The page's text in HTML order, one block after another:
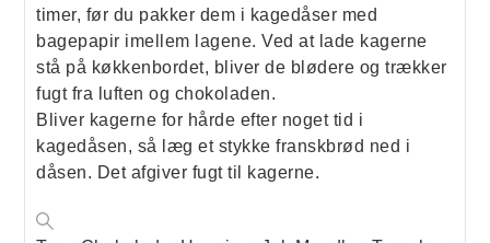
timer, før du pakker dem i kagedåser med
bagepapir imellem lagene. Ved at lade kagerne
stå på køkkenbordet, bliver de blødere og trækker
fugt fra luften og chokoladen.
Bliver kagerne for hårde efter noget tid i
kagedåsen, så læg et stykke franskbrød ned i
dåsen. Det afgiver fugt til kagerne.